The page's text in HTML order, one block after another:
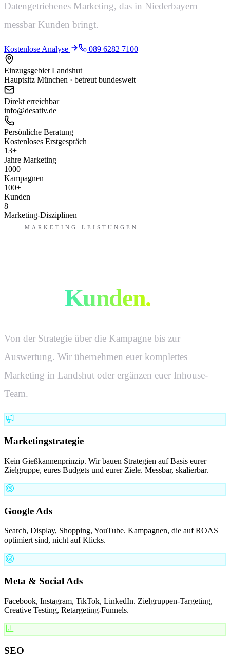
Datengetriebenes Marketing, das in Niederbayern
messbar Kunden bringt.
Kostenlose Analyse 089 6282 7100
Einzugsgebiet Landshut
Hauptsitz München · betreut bundesweit
Direkt erreichbar
info@desativ.de
Persönliche Beratung
Kostenloses Erstgespräch
13+
Jahre Marketing
1000+
Kampagnen
100+
Kunden
8
Marketing-Disziplinen
MARKETING-LEISTUNGEN
Kunden.
Von der Strategie über die Kampagne bis zur
Auswertung. Wir übernehmen euer komplettes
Marketing in Landshut oder ergänzen euer Inhouse-
Team.
Marketingstrategie
Kein Gießkannenprinzip. Wir bauen Strategien auf Basis eurer
Zielgruppe, eures Budgets und eurer Ziele. Messbar, skalierbar.
Google Ads
Search, Display, Shopping, YouTube. Kampagnen, die auf ROAS
optimiert sind, nicht auf Klicks.
Meta & Social Ads
Facebook, Instagram, TikTok, LinkedIn. Zielgruppen-Targeting,
Creative Testing, Retargeting-Funnels.
SEO